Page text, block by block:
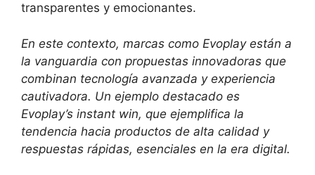
transparentes y emocionantes.
En este contexto, marcas como Evoplay están a
la vanguardia con propuestas innovadoras que
combinan tecnología avanzada y experiencia
cautivadora. Un ejemplo destacado es
Evoplay’s instant win, que ejemplifica la
tendencia hacia productos de alta calidad y
respuestas rápidas, esenciales en la era digital.